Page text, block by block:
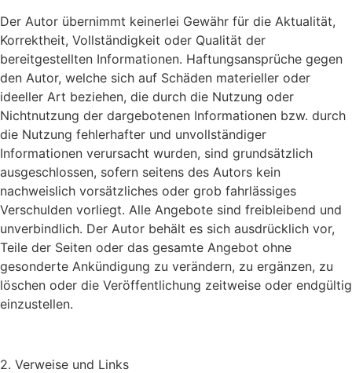
Der Autor übernimmt keinerlei Gewähr für die Aktualität,
Korrektheit, Vollständigkeit oder Qualität der
bereitgestellten Informationen. Haftungsansprüche gegen
den Autor, welche sich auf Schäden materieller oder
ideeller Art beziehen, die durch die Nutzung oder
Nichtnutzung der dargebotenen Informationen bzw. durch
die Nutzung fehlerhafter und unvollständiger
Informationen verursacht wurden, sind grundsätzlich
ausgeschlossen, sofern seitens des Autors kein
nachweislich vorsätzliches oder grob fahrlässiges
Verschulden vorliegt. Alle Angebote sind freibleibend und
unverbindlich. Der Autor behält es sich ausdrücklich vor,
Teile der Seiten oder das gesamte Angebot ohne
gesonderte Ankündigung zu verändern, zu ergänzen, zu
löschen oder die Veröffentlichung zeitweise oder endgültig
einzustellen.
2. Verweise und Links